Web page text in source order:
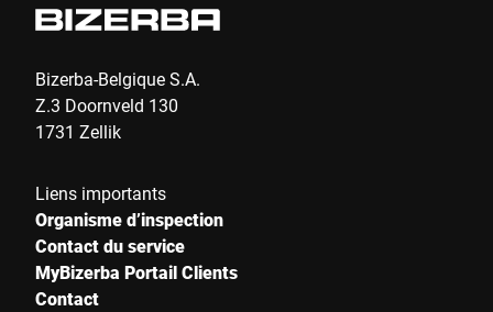
Bizerba-Belgique S.A.
Z.3 Doornveld 130
1731 Zellik
Liens importants
Organisme d’inspection
Contact du service
MyBizerba Portail Clients
Contact